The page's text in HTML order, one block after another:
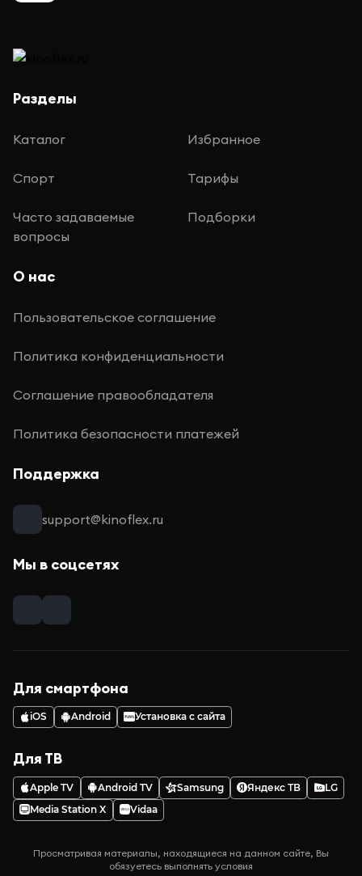
Разделы
Каталог Избранное
Спорт Тарифы
Часто задаваемые
вопросы
Подборки
О нас
Пользовательское соглашение
Политика конфиденциальности
Соглашение правообладателя
Политика безопасности платежей
Поддержка
support@kinoflex.ru
Мы в соцсетях
Для смартфона
iOS Android Установка с сайта
Для ТВ
Apple TV Android TV Samsung Яндекс ТВ
LG
Media Station X
Vidaa
Просматривая материалы, находящиеся на данном сайте, Вы
обязуетесь выполнять условия